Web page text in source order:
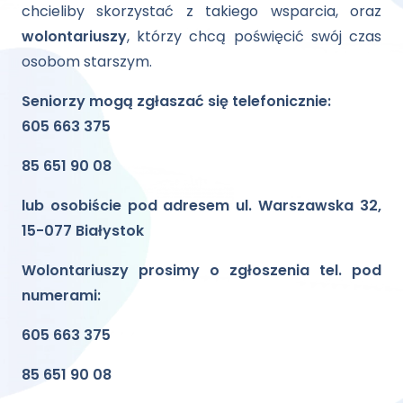
chcieliby skorzystać z takiego wsparcia, oraz
wolontariuszy, którzy chcą poświęcić swój czas
osobom starszym.
Seniorzy mogą zgłaszać się telefonicznie:
605 663 375
85 651 90 08
lub osobiście pod adresem ul. Warszawska 32,
15-077 Białystok
Wolontariuszy prosimy o zgłoszenia tel. pod
numerami:
605 663 375
85 651 90 08